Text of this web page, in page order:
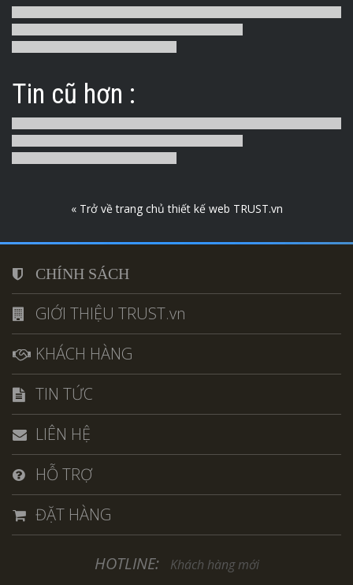
Tin cũ hơn :
« Trở về trang chủ thiết kế web TRUST.vn
CHÍNH SÁCH
GIỚI THIỆU TRUST.vn
KHÁCH HÀNG
TIN TỨC
LIÊN HỆ
HỖ TRỢ
ĐẶT HÀNG
HOTLINE: Khách hàng mới